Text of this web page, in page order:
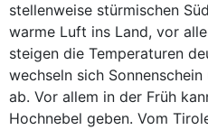
stellenweise stürmischen
warme Luft ins Land, vor
steigen die Temperaturen
wechseln sich
ab. Vor allem in der Früh
Hochnebel geben. Vom